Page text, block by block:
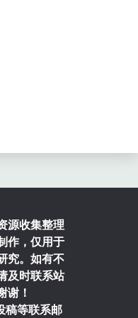
源收集整理
作，仅用于
究。如有不
及时联系站
谢！
稿等联系邮